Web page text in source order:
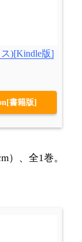
)[Kindle版]
書籍版]
）、全1巻。